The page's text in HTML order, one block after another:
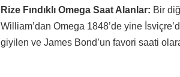
Rize Fındıklı Omega Saat Alanlar: Bir
William’dan Omega 1848’de yine
giyilen ve James Bond’un favori saati